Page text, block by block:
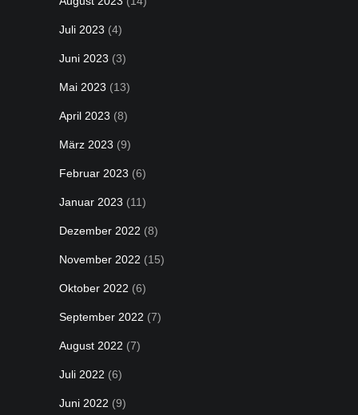
Juli 2023 (4)
Juni 2023 (3)
Mai 2023 (13)
April 2023 (8)
März 2023 (9)
Februar 2023 (6)
Januar 2023 (11)
Dezember 2022 (8)
November 2022 (15)
Oktober 2022 (6)
September 2022 (7)
August 2022 (7)
Juli 2022 (6)
Juni 2022 (9)